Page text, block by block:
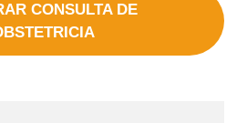
CONSULTA DE